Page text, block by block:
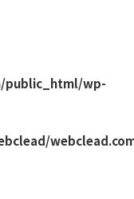
public_html/wp-